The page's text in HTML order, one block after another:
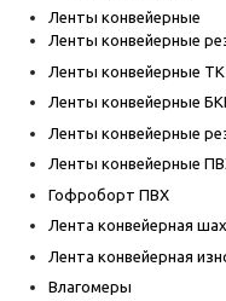
Ленты конвейерные
Ленты конвейерные
Ленты конвейерные ТК
Ленты конвейерные
Ленты конвейерные
Ленты конвейерные
Гофроборт ПВХ
Лента конвейерная
Лента конвейерная
Влагомеры